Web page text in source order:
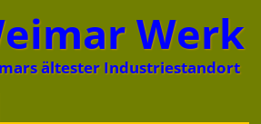
Werk
ältester Industriestandort